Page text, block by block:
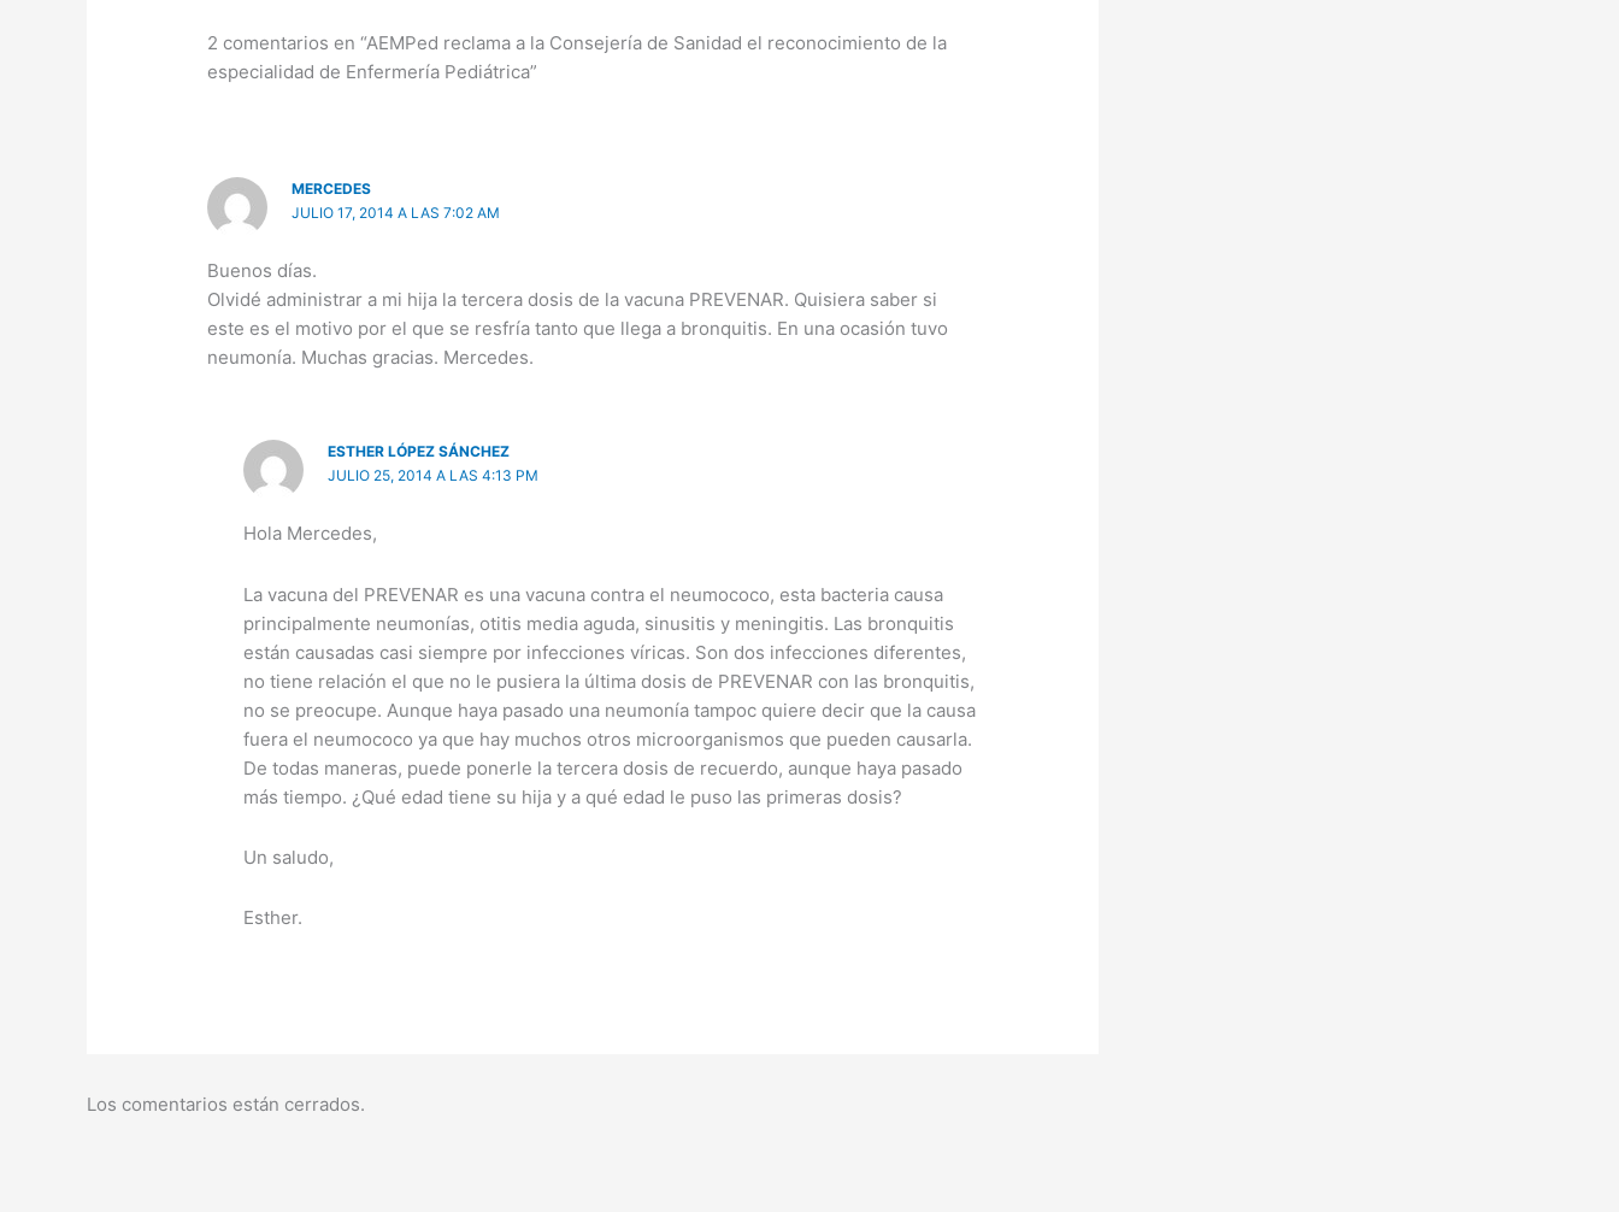
2 comentarios en “AEMPed reclama a la Consejería de Sanidad el reconocimiento de la
especialidad de Enfermería Pediátrica”
MERCEDES
JULIO 17, 2014 A LAS 7:02 AM
Buenos días.
Olvidé administrar a mi hija la tercera dosis de la vacuna PREVENAR. Quisiera saber si
este es el motivo por el que se resfría tanto que llega a bronquitis. En una ocasión tuvo
neumonía. Muchas gracias. Mercedes.
ESTHER LÓPEZ SÁNCHEZ
JULIO 25, 2014 A LAS 4:13 PM
Hola Mercedes,
La vacuna del PREVENAR es una vacuna contra el neumococo, esta bacteria causa
principalmente neumonías, otitis media aguda, sinusitis y meningitis. Las bronquitis
están causadas casi siempre por infecciones víricas. Son dos infecciones diferentes,
no tiene relación el que no le pusiera la última dosis de PREVENAR con las bronquitis,
no se preocupe. Aunque haya pasado una neumonía tampoc quiere decir que la causa
fuera el neumococo ya que hay muchos otros microorganismos que pueden causarla.
De todas maneras, puede ponerle la tercera dosis de recuerdo, aunque haya pasado
más tiempo. ¿Qué edad tiene su hija y a qué edad le puso las primeras dosis?
Un saludo,
Esther.
Los comentarios están cerrados.